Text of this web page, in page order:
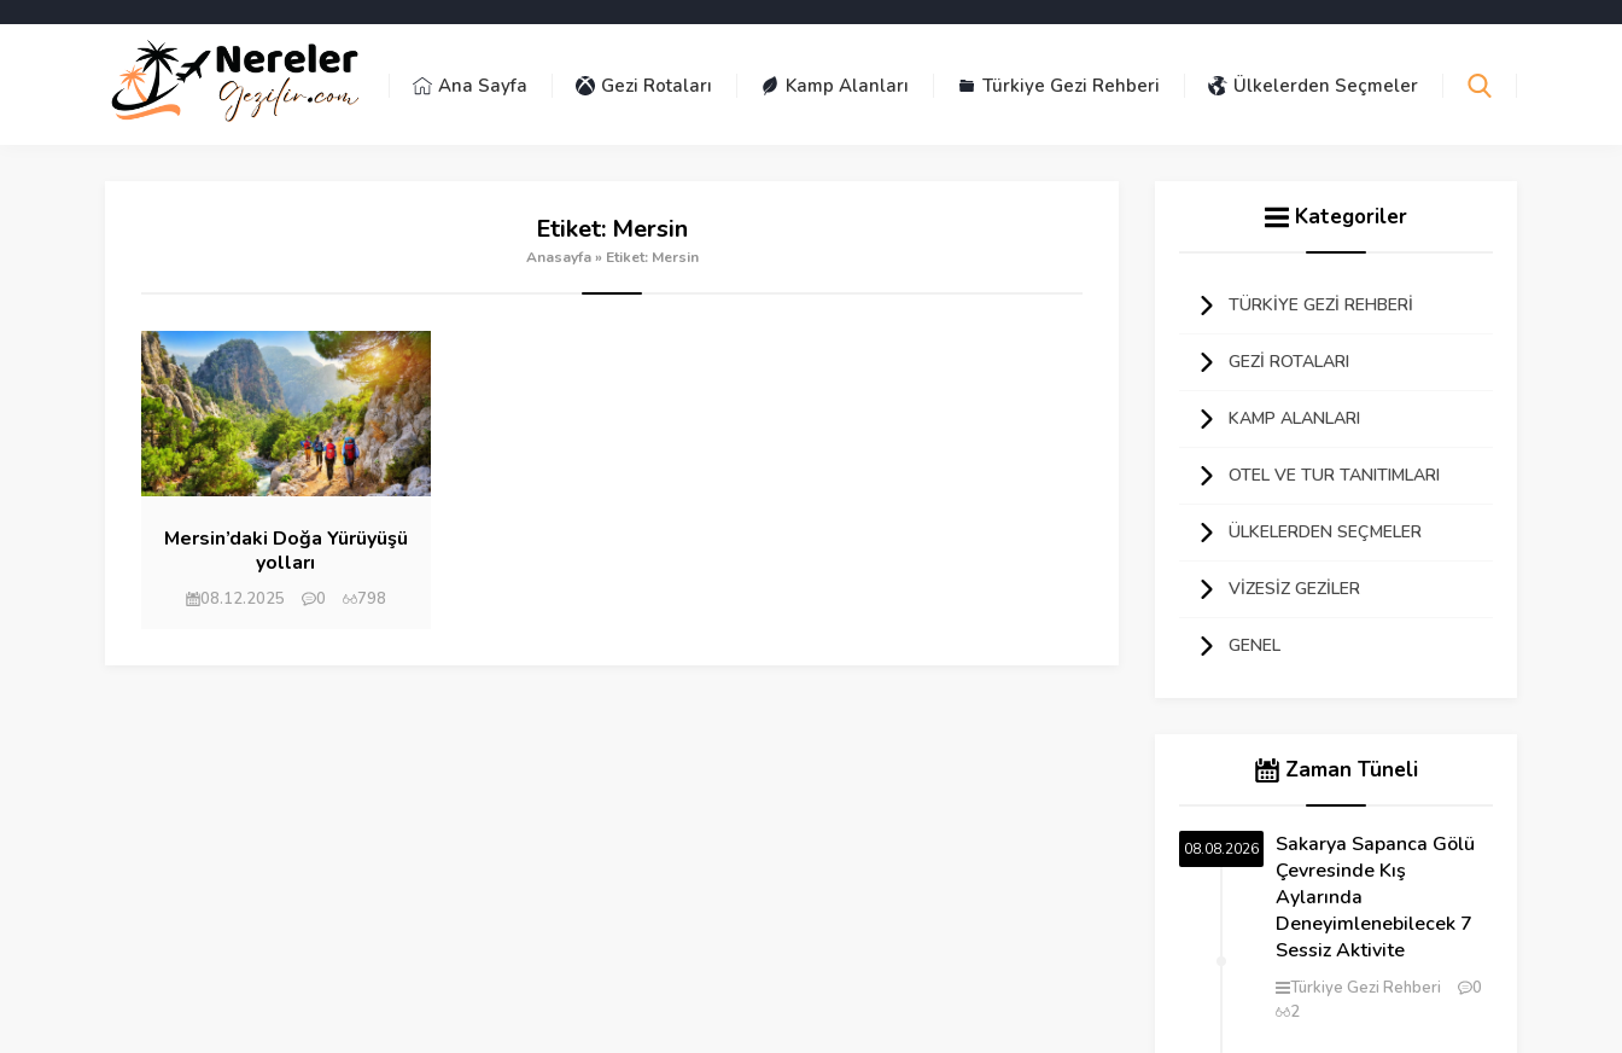
Ana Sayfa Gezi Rotaları Kamp Alanları Türkiye Gezi Rehberi Ülkelerden Seçmeler
Etiket: Mersin
Anasayfa » Etiket: Mersin
Mersin’daki Doğa Yürüyüşü
yolları
08.12.2025 0 798
Kategoriler
TÜRKIYE GEZI REHBERI
GEZI ROTALARI
KAMP ALANLARI
OTEL VE TUR TANITIMLARI
ÜLKELERDEN SEÇMELER
VIZESIZ GEZILER
GENEL
Zaman Tüneli
08.08.2026
Sakarya Sapanca Gölü
Çevresinde Kış
Aylarında
Deneyimlenebilecek 7
Sessiz Aktivite
Türkiye Gezi Rehberi
0
2